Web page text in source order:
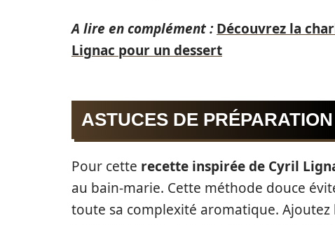
A lire en complément : Découvrez la
Lignac pour un dessert
ASTUCES DE PRÉPARATION
Pour cette recette inspirée de Cyril
au bain-marie. Cette méthode douce
toute sa complexité aromatique. Ajoutez